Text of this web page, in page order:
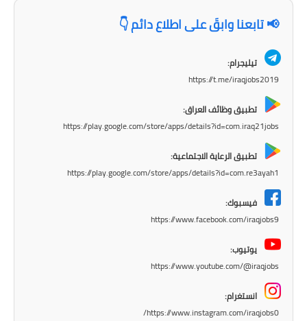
📢 تابعنا وابقَ على اطلاع دائم 👇
تيليجرام:
https://t.me/iraqjobs2019
تطبيق وظائف العراق:
https://play.google.com/store/apps/details?id=com.iraq21jobs
تطبيق الرعاية الاجتماعية:
https://play.google.com/store/apps/details?id=com.re3ayah1
فيسبوك:
https://www.facebook.com/iraqjobs9
يوتيوب:
https://www.youtube.com/@iraqjobs
انستغرام:
https://www.instagram.com/iraqjobs0/